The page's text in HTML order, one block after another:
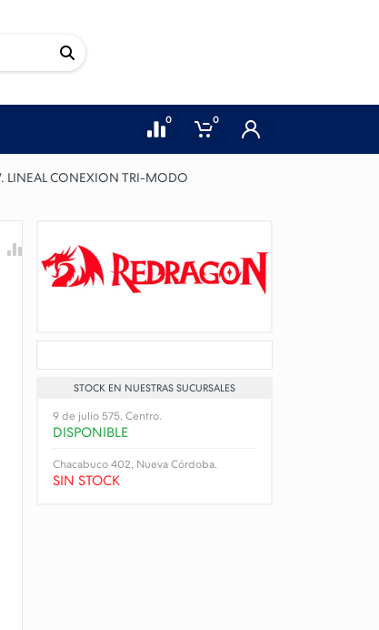
0 0
LINEAL CONEXION TRI-MODO
STOCK EN NUESTRAS SUCURSALES
9 de julio 575, Centro.
DISPONIBLE
Chacabuco 402, Nueva Córdoba.
SIN STOCK